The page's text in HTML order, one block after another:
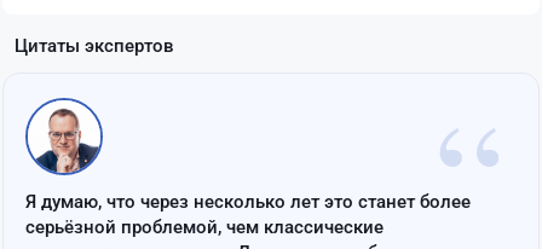
Цитаты экспертов
“
Я думаю, что через несколько лет это станет более
серьёзной проблемой, чем классические